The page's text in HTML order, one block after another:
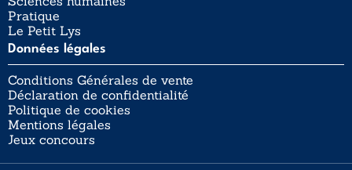
Pratique
Le Petit Lys
Données légales
Conditions Générales de vente
Déclaration de confidentialité
Politique de cookies
Mentions légales
Jeux concours